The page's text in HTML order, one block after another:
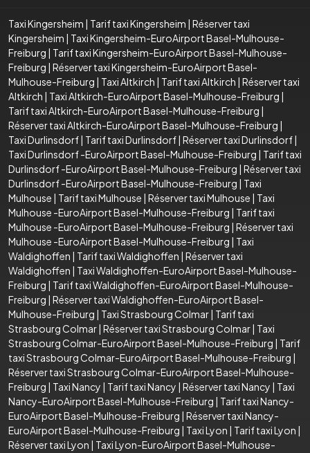
Taxi Kingersheim | Tarif taxi Kingersheim | Réserver taxi
Kingersheim | Taxi Kingersheim-EuroAirport Basel-Mulhouse-
Freiburg | Tarif taxi Kingersheim-EuroAirport Basel-Mulhouse-
Freiburg | Réserver taxi Kingersheim-EuroAirport Basel-
Mulhouse-Freiburg | Taxi Altkirch | Tarif taxi Altkirch | Réserver taxi
Altkirch | Taxi Altkirch-EuroAirport Basel-Mulhouse-Freiburg |
Tarif taxi Altkirch-EuroAirport Basel-Mulhouse-Freiburg |
Réserver taxi Altkirch-EuroAirport Basel-Mulhouse-Freiburg |
Taxi Durlinsdorf| Tarif taxi Durlinsdorf| Réserver taxi Durlinsdorf|
Taxi Durlinsdorf -EuroAirport Basel-Mulhouse-Freiburg | Tarif taxi
Durlinsdorf -EuroAirport Basel-Mulhouse-Freiburg | Réserver taxi
Durlinsdorf -EuroAirport Basel-Mulhouse-Freiburg | Taxi
Mulhouse | Tarif taxi Mulhouse | Réserver taxi Mulhouse | Taxi
Mulhouse -EuroAirport Basel-Mulhouse-Freiburg | Tarif taxi
Mulhouse -EuroAirport Basel-Mulhouse-Freiburg | Réserver taxi
Mulhouse -EuroAirport Basel-Mulhouse-Freiburg | Taxi
Waldighoffen | Tarif taxi Waldighoffen | Réserver taxi
Waldighoffen | Taxi Waldighoffen-EuroAirport Basel-Mulhouse-
Freiburg | Tarif taxi Waldighoffen-EuroAirport Basel-Mulhouse-
Freiburg | Réserver taxi Waldighoffen-EuroAirport Basel-
Mulhouse-Freiburg | Taxi Strasbourg Colmar| Tarif taxi
Strasbourg Colmar| Réserver taxi Strasbourg Colmar| Taxi
Strasbourg Colmar-EuroAirport Basel-Mulhouse-Freiburg | Tarif
taxi Strasbourg Colmar-EuroAirport Basel-Mulhouse-Freiburg |
Réserver taxi Strasbourg Colmar-EuroAirport Basel-Mulhouse-
Freiburg | Taxi Nancy | Tarif taxi Nancy | Réserver taxi Nancy | Taxi
Nancy-EuroAirport Basel-Mulhouse-Freiburg | Tarif taxi Nancy-
EuroAirport Basel-Mulhouse-Freiburg | Réserver taxi Nancy-
EuroAirport Basel-Mulhouse-Freiburg | Taxi Lyon | Tarif taxi Lyon |
Réserver taxi Lyon | Taxi Lyon-EuroAirport Basel-Mulhouse-